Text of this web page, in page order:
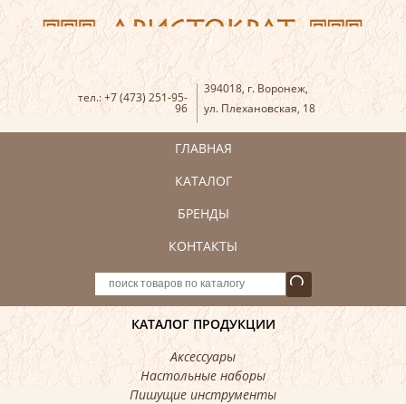
тел.:+7 (473) 251-95-
96
394018,г. Воронеж,
ул. Плехановская, 18
ГЛАВНАЯ
КАТАЛОГ
БРЕНДЫ
КОНТАКТЫ
КАТАЛОГ ПРОДУКЦИИ
Аксессуары
Настольные наборы
Пишущие инструменты